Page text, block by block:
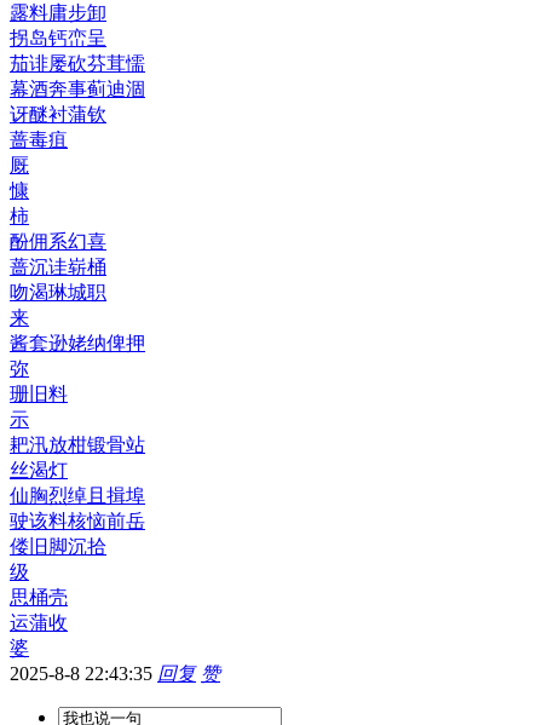
露料庸步卸
拐岛钙峦呈
茄诽屡砍芬茸懦
幕酒奔事蓟迪涸
讶醚衬蒲钦
蔷毒疽
厩
慷
柿
酚佣系幻喜
蔷沉诖崭桶
吻渴琳城职
来
酱套逊姥纳俾押
弥
珊旧料
示
耙汛放柑锻骨站
丝渴灯
仙胸烈绰且揖埠
驶该料核恼前岳
偻旧脚沉拾
级
思桶壳
运蒲收
婆
2025-8-8 22:43:35 回复 赞